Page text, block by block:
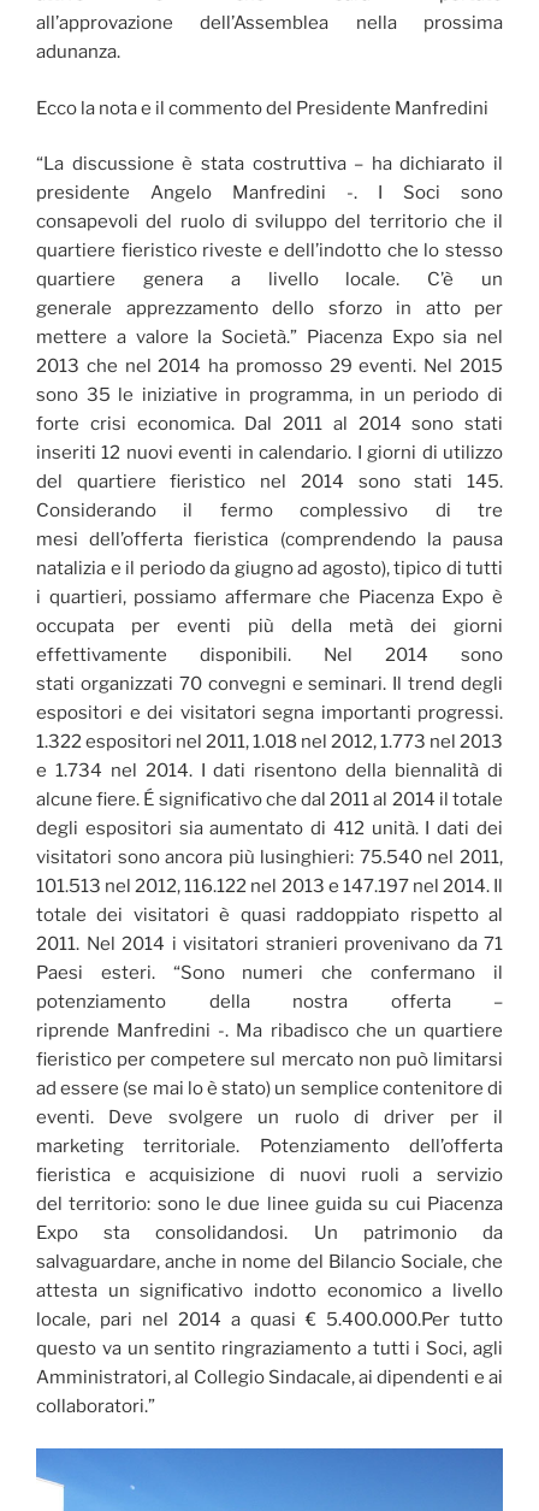
all’approvazione dell’Assemblea nella prossima
adunanza.
Ecco la nota e il commento del Presidente Manfredini
“La discussione è stata costruttiva – ha dichiarato il
presidente Angelo Manfredini -. I Soci sono
consapevoli del ruolo di sviluppo del territorio che il
quartiere fieristico riveste e dell’indotto che lo stesso
quartiere genera a livello locale. C’è un
generale apprezzamento dello sforzo in atto per
mettere a valore la Società.” Piacenza Expo sia nel
2013 che nel 2014 ha promosso 29 eventi. Nel 2015
sono 35 le iniziative in programma, in un periodo di
forte crisi economica. Dal 2011 al 2014 sono stati
inseriti 12 nuovi eventi in calendario. I giorni di utilizzo
del quartiere fieristico nel 2014 sono stati 145.
Considerando il fermo complessivo di tre
mesi dell’offerta fieristica (comprendendo la pausa
natalizia e il periodo da giugno ad agosto), tipico di tutti
i quartieri, possiamo affermare che Piacenza Expo è
occupata per eventi più della metà dei giorni
effettivamente disponibili. Nel 2014 sono
stati organizzati 70 convegni e seminari. Il trend degli
espositori e dei visitatori segna importanti progressi.
1.322 espositori nel 2011, 1.018 nel 2012, 1.773 nel 2013
e 1.734 nel 2014. I dati risentono della biennalità di
alcune fiere. É significativo che dal 2011 al 2014 il totale
degli espositori sia aumentato di 412 unità. I dati dei
visitatori sono ancora più lusinghieri: 75.540 nel 2011,
101.513 nel 2012, 116.122 nel 2013 e 147.197 nel 2014. Il
totale dei visitatori è quasi raddoppiato rispetto al
2011. Nel 2014 i visitatori stranieri provenivano da 71
Paesi esteri. “Sono numeri che confermano il
potenziamento della nostra offerta –
riprende Manfredini -. Ma ribadisco che un quartiere
fieristico per competere sul mercato non può limitarsi
ad essere (se mai lo è stato) un semplice contenitore di
eventi. Deve svolgere un ruolo di driver per il
marketing territoriale. Potenziamento dell’offerta
fieristica e acquisizione di nuovi ruoli a servizio
del territorio: sono le due linee guida su cui Piacenza
Expo sta consolidandosi. Un patrimonio da
salvaguardare, anche in nome del Bilancio Sociale, che
attesta un significativo indotto economico a livello
locale, pari nel 2014 a quasi € 5.400.000.Per tutto
questo va un sentito ringraziamento a tutti i Soci, agli
Amministratori, al Collegio Sindacale, ai dipendenti e ai
collaboratori.”